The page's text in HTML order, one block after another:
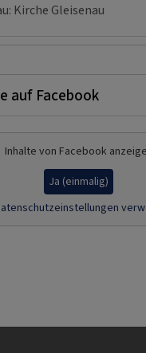
Kirche Gleisenau
auf Facebook
Inhalte von Facebook
Ja (einmalig)